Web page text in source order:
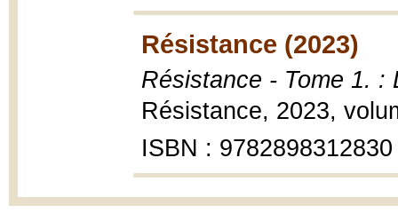
Résistance (2023)
Résistance - Tome 1. :
Résistance, 2023,
ISBN : 9782898312830